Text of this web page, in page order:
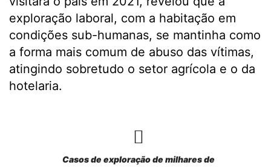
exploração laboral, com a habitação em
condições sub-humanas, se mantinha como
a forma mais comum de abuso das vítimas,
atingindo sobretudo o setor agrícola e o da
hotelaria.
Casos de exploração de milhares de